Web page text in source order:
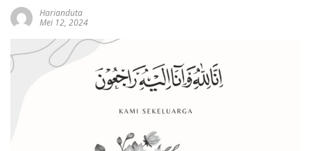
Harianduta
Mei 12, 2024